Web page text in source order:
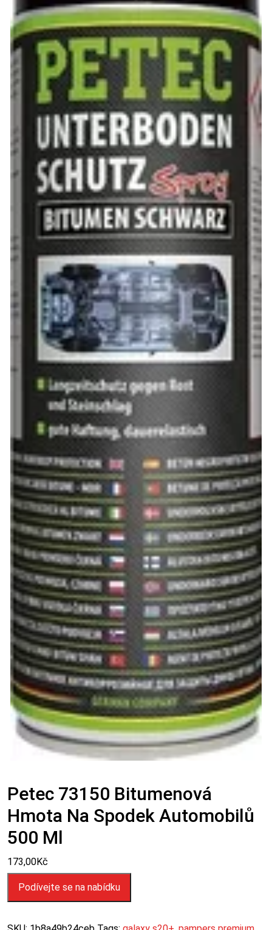
Petec 73150 Bitumenová
Hmota Na Spodek Automobilů
500 Ml
173,00Kč
Podívejte se na nabídku